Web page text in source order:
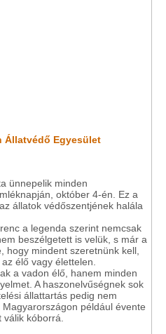
Állatvédő Egyesület
ünnepelik minden
október 4-én. Ez a
állatok védőszentjének halála
a legenda szerint nemcsak
beszélgetett is velük, s már a
hogy mindent szeretnünk kell,
élő vagy élettelen.
a vadon élő, hanem minden
A haszonelvűségnek sok
állattartás pedig nem
például évente
kóborrá.